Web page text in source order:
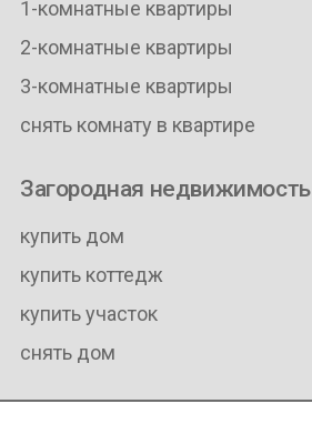
1-комнатные квартиры
2-комнатные квартиры
3-комнатные квартиры
снять комнату в квартире
Загородная недвижимость
купить дом
купить коттедж
купить участок
снять дом